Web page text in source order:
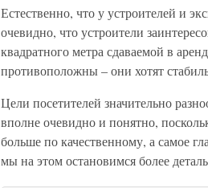
Естественно, что у устроителей и
очевидно, что устроители
квадратного метра сдаваемой в
противоположны – они хотят
Цели посетителей значительно
вполне очевидно и понятно,
больше по качественному, а самое
мы на этом остановимся более